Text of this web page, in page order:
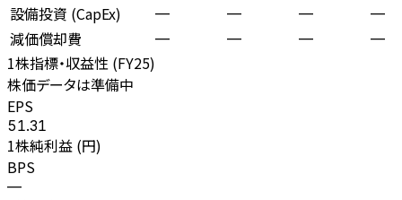
設備投資 (CapEx) — — — —
減価償却費 — — — —
1株指標・収益性 (FY25)
株価データは準備中
EPS
51.31
1株純利益 (円)
BPS
—